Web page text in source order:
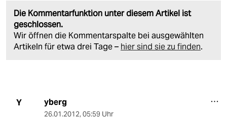
Die Kommentarfunktion unter diesem Artikel ist
geschlossen.
Wir öffnen die Kommentarspalte bei ausgewählten
Artikeln für etwa drei Tage – hier sind sie zu finden.
Y yberg
26.01.2012, 05:59 Uhr